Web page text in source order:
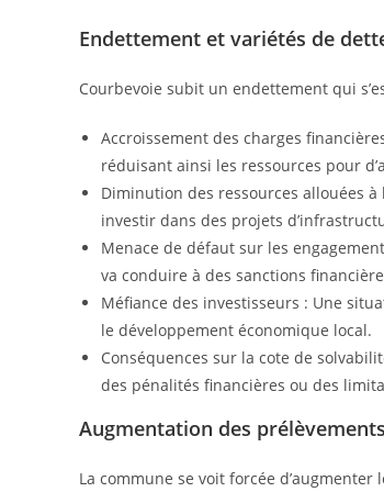
Endettement et variétés de
Courbevoie subit un endettement qui
Accroissement des charges
réduisant ainsi les ressources pour
Diminution des ressources allouées à
investir dans des projets
Menace de défaut sur les
va conduire à des sanctions
Méfiance des investisseurs : Une
le développement économique local.
Conséquences sur la cote de
des pénalités financières ou des
Augmentation des
La commune se voit forcée